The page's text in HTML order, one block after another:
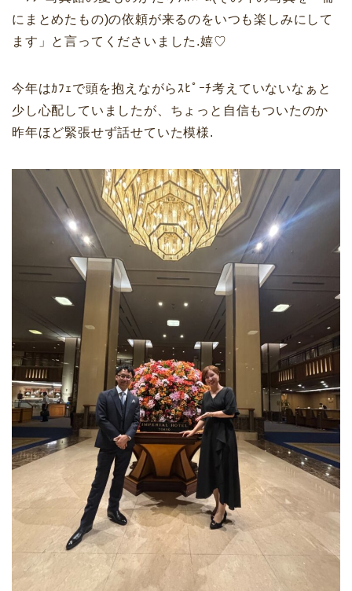
にまとめたもの)の依頼が来るのをいつも楽しみにして
ます」と言ってくださいました.嬉♡
今年はｶﾌｪで頭を抱えながらｽﾋﾟｰﾁ考えていないなぁと
少し心配していましたが、ちょっと自信もついたのか
昨年ほど緊張せず話せていた模様.